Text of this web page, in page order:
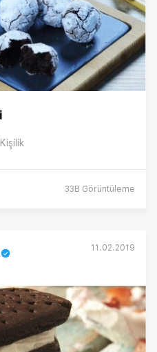
33B Görüntüleme
11.02.2019